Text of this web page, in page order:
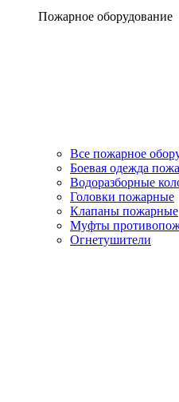
Пожарное оборудование
Все пожарное
Боевая одежда
Водоразборные
Головки пожарные
Клапаны пожарные
Муфты
Огнетушители